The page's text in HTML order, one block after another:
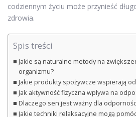
codziennym życiu może przynieść
zdrowia.
Spis treści
Jakie są naturalne metody na
organizmu?
Jakie produkty spożywcze wspierają
Jak aktywność fizyczna wpływa na
Dlaczego sen jest ważny dla
Jakie techniki relaksacyjne mogą